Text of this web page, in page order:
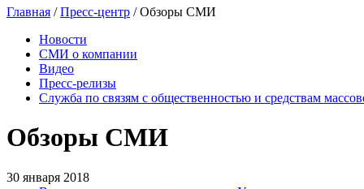
Главная /Пресс-центр / Обзоры СМИ
Новости
СМИ о компании
Видео
Пресс-релизы
Служба по связям с общественностью и средствам
Обзоры СМИ
30 января 2018